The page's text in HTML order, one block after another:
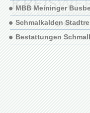
MBB Meininger
Schmalkalden
Bestattungen